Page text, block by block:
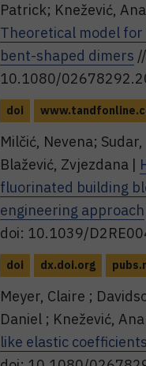
Patrick; Knežević,
Theoretical model
bent-shaped dimers
10.1080/
doi
Milčić, Nevena;
Blažević, Zvjezdana |
fluorinated building
engineering approach
doi: 10.1039/
doi dx.doi.org
Meyer, Claire ;
Daniel ; Knežević,
like elastic